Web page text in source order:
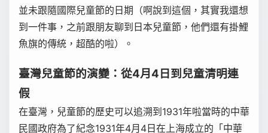
並未跟隨國際兒童節的日期（啊說到這個，其實我還想
到一件事，之前跟朋友聊到日本兒童節，他們還有掛鯉
魚旗的傳統，超酷的啦）。
臺灣兒童節的演變：從4月4日到兒童清明連
假
在臺灣，兒童節的歷史可以追溯到1931年啦當時的中華
民國政府為了紀念1931年4月4日在上海成立的「中華